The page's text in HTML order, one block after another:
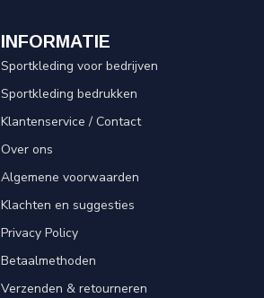
INFORMATIE
Sportkleding voor bedrijven
Sportkleding bedrukken
Klantenservice / Contact
Over ons
Algemene voorwaarden
Klachten en suggesties
Privacy Policy
Betaalmethoden
Verzenden & retourneren